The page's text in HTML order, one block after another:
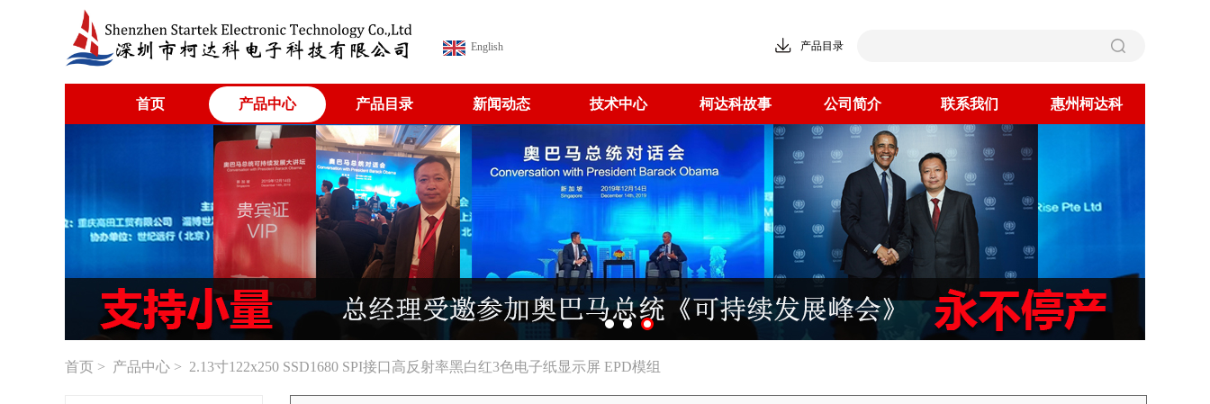
English 产品目录
首页 产品中心 产品目录 新闻动态 技术中心 柯达科故事 公司简介 联系我们 惠州柯达科
首页 > 产品中心 > 2.13寸122x250 SSD1680 SPI接口高反射率黑白红3色电子纸显示屏 EPD模组